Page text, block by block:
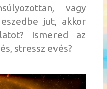
vagy
jut, akkor
Ismered az
stressz evés?